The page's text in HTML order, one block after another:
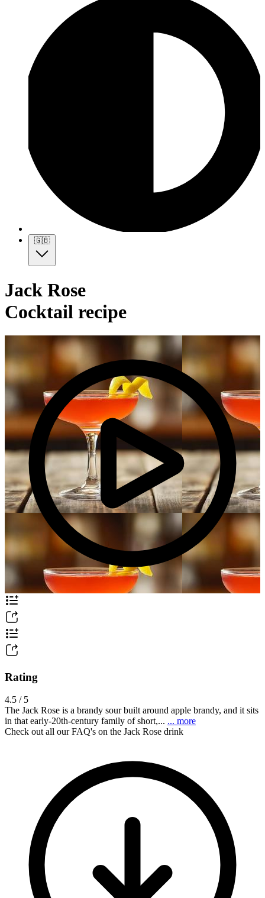
🇬🇧
Jack Rose
Cocktail recipe
Rating
4.5 / 5
The Jack Rose is a brandy sour built around apple brandy, and it sits
in that early-20th-century family of short,... ... more
Check out all our FAQ's on the Jack Rose drink